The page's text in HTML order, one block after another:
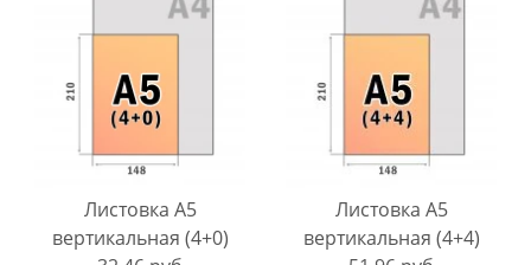
Листовка A5
вертикальная (4+0)
Листовка A5
вертикальная (4+4)